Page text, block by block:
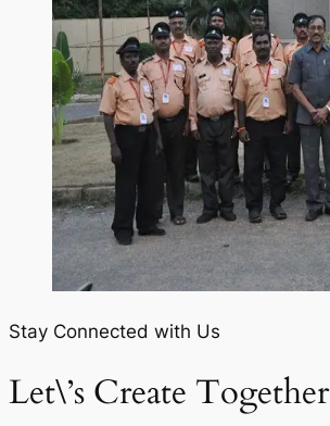
Stay Connected with Us
Let\’s Create Together